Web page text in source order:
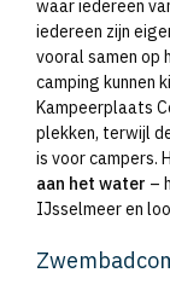
waar iedereen
iedereen zijn
vooral samen op
camping kunnen
Kampeerplaats
plekken, terwijl
is voor campers.
aan het water –
IJsselmeer en